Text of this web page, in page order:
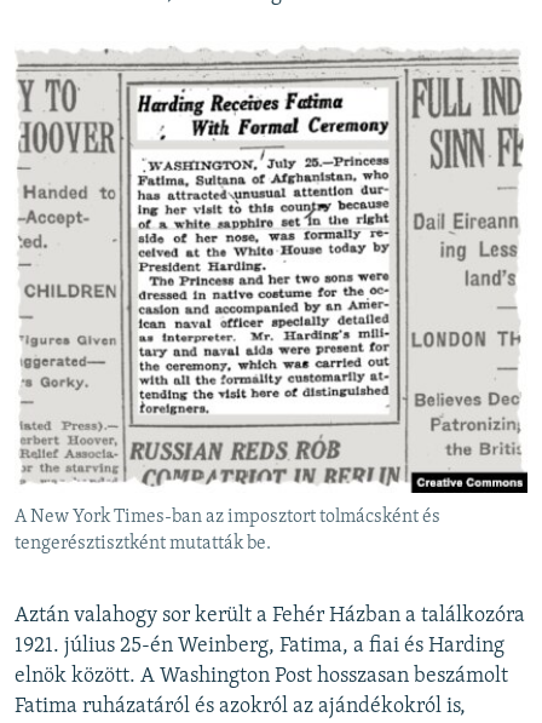
A New York Times-ban az imposztort tolmácsként és
tengerésztisztként mutatták be.
Aztán valahogy sor került a Fehér Házban a találkozóra
1921. július 25-én Weinberg, Fatima, a fiai és Harding
elnök között. A Washington Post hosszasan beszámolt
Fatima ruházatáról és azokról az ajándékokról is,